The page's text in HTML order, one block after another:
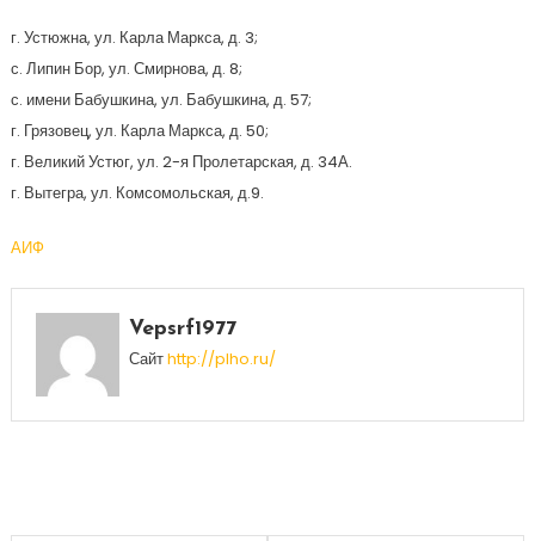
г. Устюжна, ул. Карла Маркса, д. 3;
с. Липин Бор, ул. Смирнова, д. 8;
с. имени Бабушкина, ул. Бабушкина, д. 57;
г. Грязовец, ул. Карла Маркса, д. 50;
г. Великий Устюг, ул. 2-я Пролетарская, д. 34А.
г. Вытегра, ул. Комсомольская, д.9.
АИФ
Vepsrf1977
Сайтhttp://plho.ru/